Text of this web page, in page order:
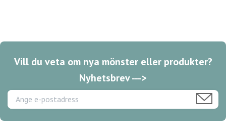
Vill du veta om nya mönster eller produkter?
Nyhetsbrev --->